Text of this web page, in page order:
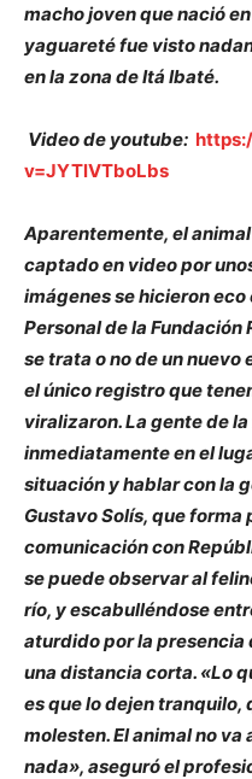
macho joven que nació
yaguareté fue visto
en la zona de Itá Ibaté.
Video de youtube:
v=JYTlVTboLbs
Aparentemente, el
captado en video por
imágenes se hicieron
Personal de la
se trata o no de un nuevo
el único registro que
viralizaron. La gente de
inmediatamente en el
situación y hablar con la
Gustavo Solís, que forma
comunicación con
se puede observar al
río, y escabulléndose
aturdido por la presencia
una distancia corta. «Lo
es que lo dejen tranquilo,
molesten. El animal no va
nada», aseguró el